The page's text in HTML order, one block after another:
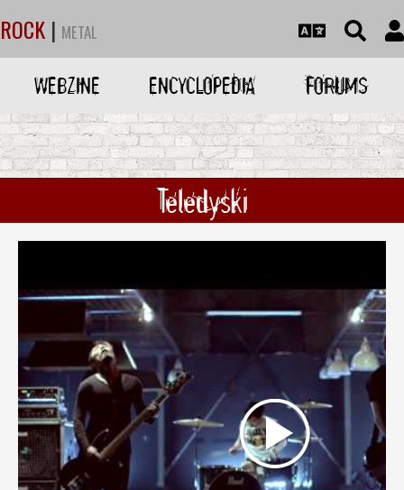
ROCK | METAL
WEBZINE ENCYCLOPEDIA FORUMS
Teledyski